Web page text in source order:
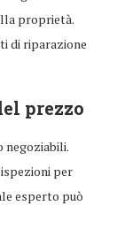
proprietà.
di riparazione
prezzo
negoziabili.
per
esperto può